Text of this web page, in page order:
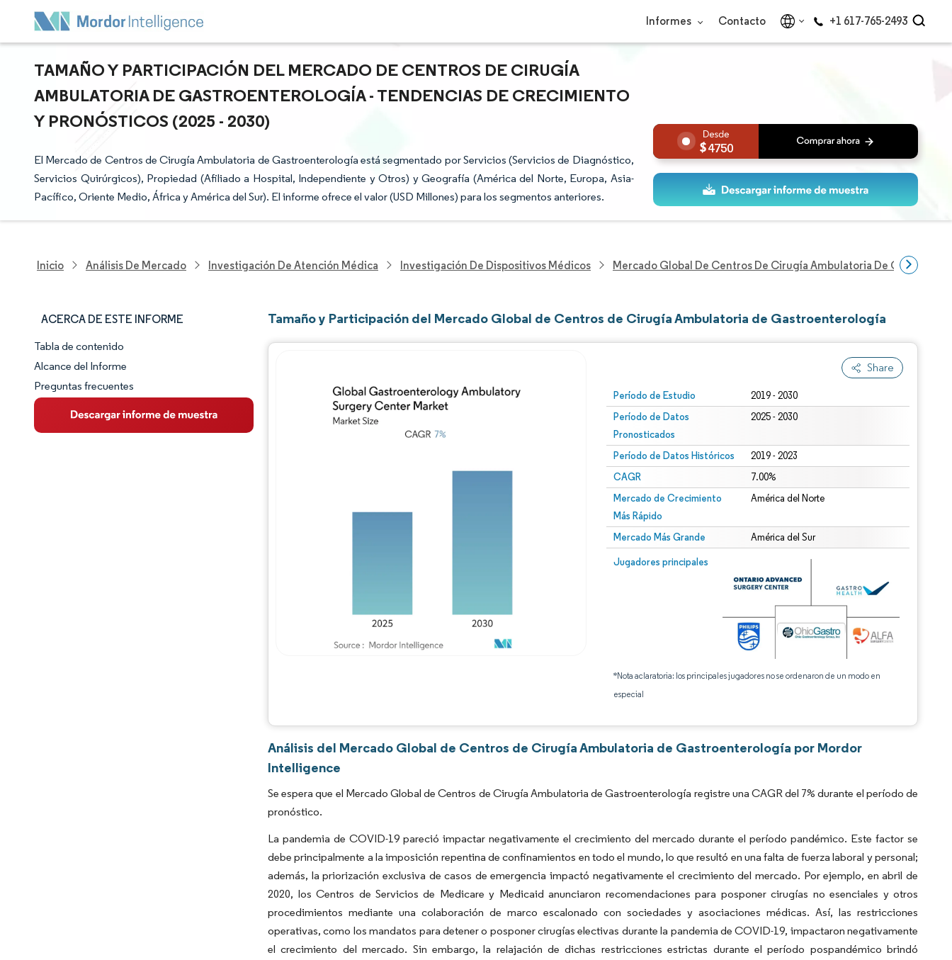
Informes Contacto +1 617-765-2493
TAMAÑO Y PARTICIPACIÓN DEL MERCADO DE CENTROS DE CIRUGÍA
AMBULATORIA DE GASTROENTEROLOGÍA - TENDENCIAS DE CRECIMIENTO
Y PRONÓSTICOS (2025 - 2030)
El Mercado de Centros de Cirugía Ambulatoria de Gastroenterología está segmentado por Servicios (Servicios de Diagnóstico,
Servicios Quirúrgicos), Propiedad (Afiliado a Hospital, Independiente y Otros) y Geografía (América del Norte, Europa, Asia-
Pacífico, Oriente Medio, África y América del Sur). El informe ofrece el valor (USD Millones) para los segmentos anteriores.
4750
Inicio Análisis De Mercado Investigación De Atención Médica Investigación De Dispositivos Médicos Mercado Global De Centros De Cirugía Ambulatoria De
ACERCA DE ESTE INFORME
Panorama del Mercado
Visión General del Mercado
Tendencias Principales del Mercado
Tabla de contenido
Alcance del Informe
Preguntas frecuentes
Tamaño y Participación del Mercado Global de Centros de Cirugía Ambulatoria de Gastroenterología
Share
Período de Estudio 2019 - 2030
Período de Datos
Pronosticados
2025 - 2030
Período de Datos Históricos 2019 - 2023
CAGR 7.00%
Mercado de Crecimiento
Más Rápido
América del Norte
Mercado Más Grande América del Sur
Jugadores principales
*Nota aclaratoria: los principales jugadores no se ordenaron de un modo en
especial
Análisis del Mercado Global de Centros de Cirugía Ambulatoria de Gastroenterología por Mordor
Intelligence
Se espera que el Mercado Global de Centros de Cirugía Ambulatoria de Gastroenterología registre una CAGR del 7% durante el período de
pronóstico.
La pandemia de COVID-19 pareció impactar negativamente el crecimiento del mercado durante el período pandémico. Este factor se
debe principalmente a la imposición repentina de confinamientos en todo el mundo, lo que resultó en una falta de fuerza laboral y personal;
además, la priorización exclusiva de casos de emergencia impactó negativamente el crecimiento del mercado. Por ejemplo, en abril de
2020, los Centros de Servicios de Medicare y Medicaid anunciaron recomendaciones para posponer cirugías no esenciales y otros
procedimientos mediante una colaboración de marco escalonado con sociedades y asociaciones médicas. Así, las restricciones
operativas, como los mandatos para detener o posponer cirugías electivas durante la pandemia de COVID-19, impactaron negativamente
el crecimiento del mercado. Sin embargo, la relajación de dichas restricciones estrictas durante el período pospandémico brindó